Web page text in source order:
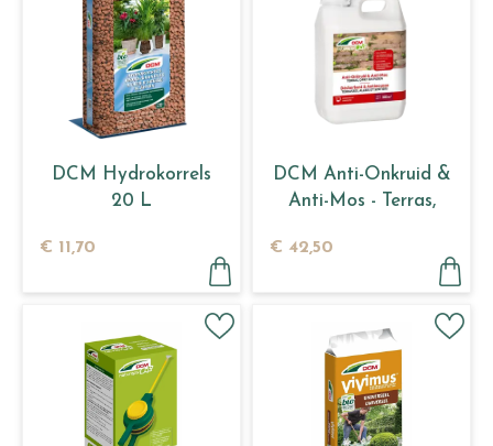
DCM Hydrokorrels
20 L
€ 11,70
DCM Anti-Onkruid &
Anti-Mos - Terras,
€ 42,50